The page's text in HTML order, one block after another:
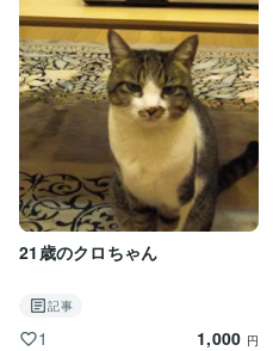
あなたと繋がるお電話お
21歳のクロちゃん
記事
1 1,000 円